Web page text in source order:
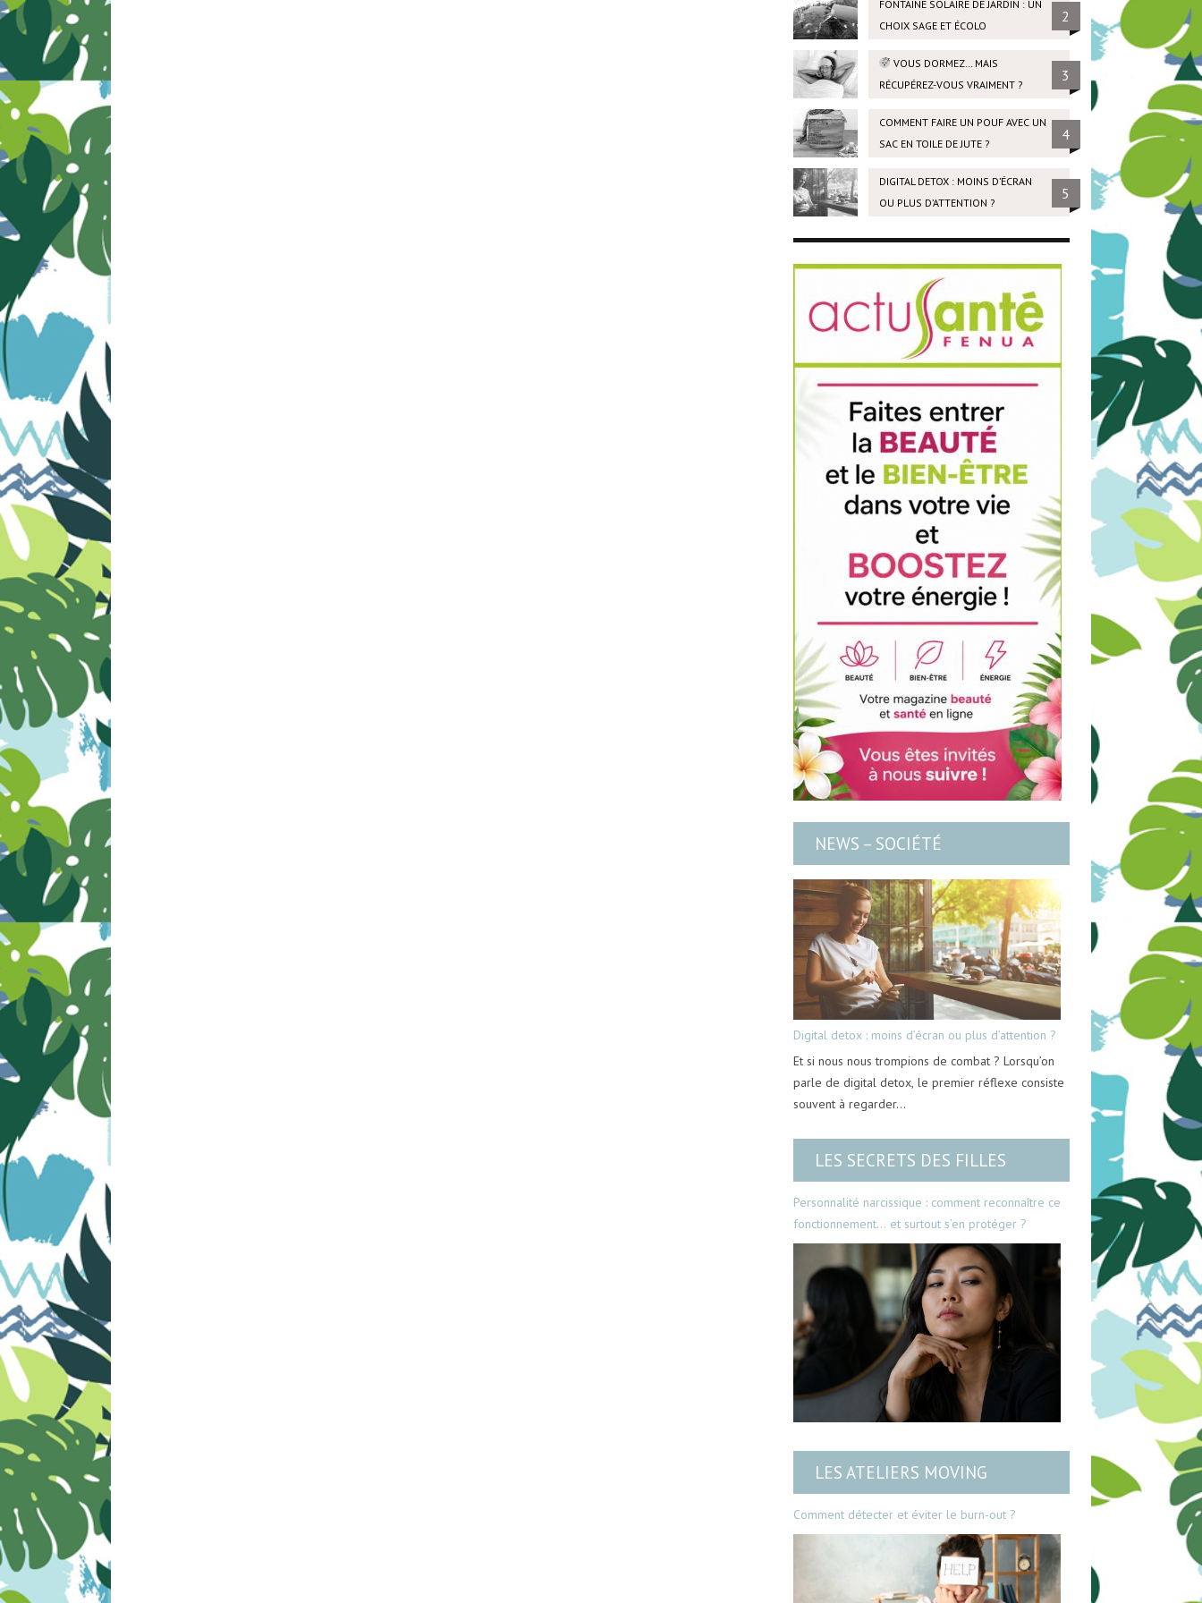
FONTAINE SOLAIRE DE JARDIN : UN
CHOIX SAGE ET ÉCOLO
2
VOUS DORMEZ… MAIS
RÉCUPÉREZ-VOUS VRAIMENT ?
3
COMMENT FAIRE UN POUF AVEC UN
SAC EN TOILE DE JUTE ?
4
DIGITAL DETOX : MOINS D’ÉCRAN
OU PLUS D’ATTENTION ?
5
NEWS – SOCIÉTÉ
Digital detox : moins d’écran ou plus d’attention ?
Et si nous nous trompions de combat ? Lorsqu’on
parle de digital detox, le premier réflexe consiste
souvent à regarder…
LES SECRETS DES FILLES
Personnalité narcissique : comment reconnaître ce
fonctionnement… et surtout s’en protéger ?
LES ATELIERS MOVING
Comment détecter et éviter le burn-out ?